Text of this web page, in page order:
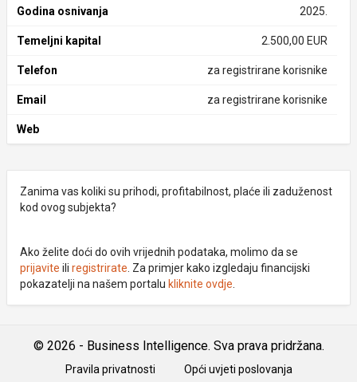
Godina osnivanja 2025.
Temeljni kapital 2.500,00 EUR
Telefon za registrirane korisnike
Email za registrirane korisnike
Web
Zanima vas koliki su prihodi, profitabilnost, plaće ili zaduženost
kod ovog subjekta?
Ako želite doći do ovih vrijednih podataka, molimo da se
prijavite ili registrirate . Za primjer kako izgledaju financijski
pokazatelji na našem portalu kliknite ovdje
© 2026 - Business Intelligence. Sva prava pridržana.
Pravila privatnosti Opći uvjeti poslovanja